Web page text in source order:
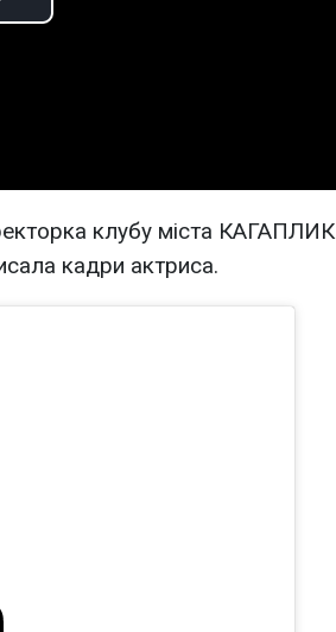
Play
клубу міста КАГАПЛИК
кадри актриса.